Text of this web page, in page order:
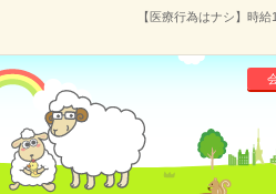
【医療行為はナシ】時